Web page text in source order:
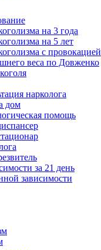
на 3 года
на 5 лет
с провокацией
веса по Довженко
нарколога
дом
помощь
за 21 день
зависимости